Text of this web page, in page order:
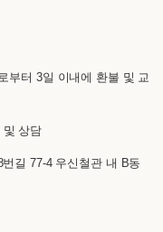
부터 3일 이내에 환불 및 교
및 상담
길 77-4 우신철관 내 B동